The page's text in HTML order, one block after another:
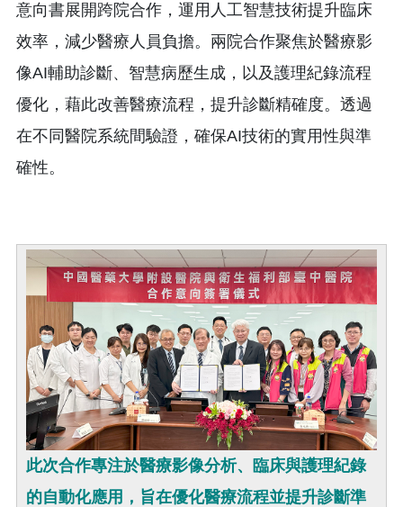
意向書展開跨院合作，運用人工智慧技術提升臨床
效率，減少醫療人員負擔。兩院合作聚焦於醫療影
像AI輔助診斷、智慧病歷生成，以及護理紀錄流程
優化，藉此改善醫療流程，提升診斷精確度。透過
在不同醫院系統間驗證，確保AI技術的實用性與準
確性。
此次合作專注於醫療影像分析、臨床與護理紀錄
的自動化應用，旨在優化醫療流程並提升診斷準